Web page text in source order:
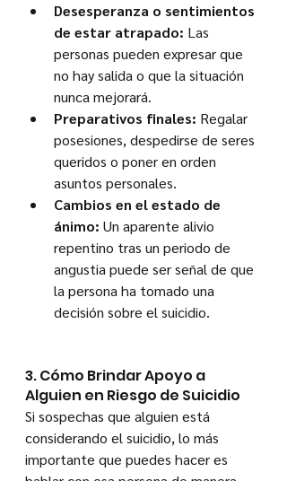
Desesperanza o sentimientos
de estar atrapado: Las
personas pueden expresar que
no hay salida o que la situación
nunca mejorará.
Preparativos finales: Regalar
posesiones, despedirse de seres
queridos o poner en orden
asuntos personales.
Cambios en el estado de
ánimo: Un aparente alivio
repentino tras un periodo de
angustia puede ser señal de que
la persona ha tomado una
decisión sobre el suicidio.
3. Cómo Brindar Apoyo a
Alguien en Riesgo de Suicidio
Si sospechas que alguien está
considerando el suicidio, lo más
importante que puedes hacer es